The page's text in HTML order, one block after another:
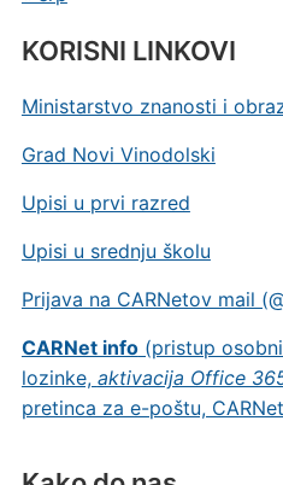
KORISNI LINKOVI
Ministarstvo znanosti i
Grad Novi Vinodolski
Upisi u prvi razred
Upisi u srednju školu
Prijava na CARNetov mail
CARNet info (pristup
lozinke, aktivacija Office
pretinca za e-poštu,
Kako do nas